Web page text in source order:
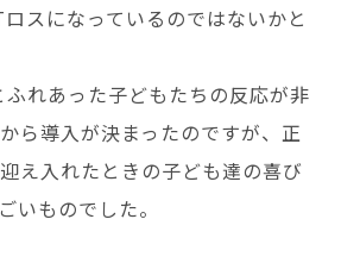
スになっているのではないかと
れあった子どもたちの反応が非
ら導入が決まったのですが、正
え入れたときの子ども達の喜び
いものでした。